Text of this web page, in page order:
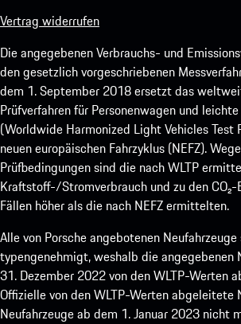
Vertrag widerrufen
Die angegebenen Verbrauchs- und
den gesetzlich vorgeschriebenen
dem 1. September 2018 ersetzt das
Prüfverfahren für Personenwagen und
(Worldwide Harmonized Light Vehicles Test
neuen europäischen Fahrzyklus (NEFZ).
Prüfbedingungen sind die nach WLTP
Kraftstoff-/Stromverbrauch und zu den
Fällen höher als die nach NEFZ ermittelten.
Alle von Porsche angebotenen
typengenehmigt, weshalb die angegebenen
31. Dezember 2022 von den WLTP-Werten
Offizielle von den WLTP-Werten abgeleitete
Neufahrzeuge ab dem 1. Januar 2023 nicht